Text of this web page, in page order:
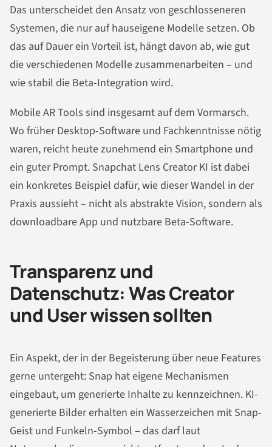
Das unterscheidet den Ansatz von geschlosseneren
Systemen, die nur auf hauseigene Modelle setzen. Ob
das auf Dauer ein Vorteil ist, hängt davon ab, wie gut
die verschiedenen Modelle zusammenarbeiten – und
wie stabil die Beta-Integration wird.
Mobile AR Tools sind insgesamt auf dem Vormarsch.
Wo früher Desktop-Software und Fachkenntnisse nötig
waren, reicht heute zunehmend ein Smartphone und
ein guter Prompt. Snapchat Lens Creator KI ist dabei
ein konkretes Beispiel dafür, wie dieser Wandel in der
Praxis aussieht – nicht als abstrakte Vision, sondern als
downloadbare App und nutzbare Beta-Software.
Transparenz und
Datenschutz: Was Creator
und User wissen sollten
Ein Aspekt, der in der Begeisterung über neue Features
gerne untergeht: Snap hat eigene Mechanismen
eingebaut, um generierte Inhalte zu kennzeichnen. KI-
generierte Bilder erhalten ein Wasserzeichen mit Snap-
Geist und Funkeln-Symbol – das darf laut